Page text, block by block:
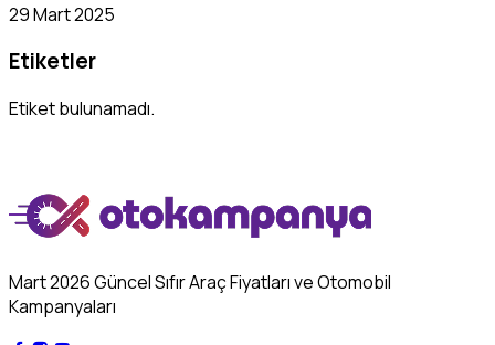
29 Mart 2025
Etiketler
Etiket bulunamadı.
Mart 2026 Güncel Sıfır Araç Fiyatları ve Otomobil
Kampanyaları